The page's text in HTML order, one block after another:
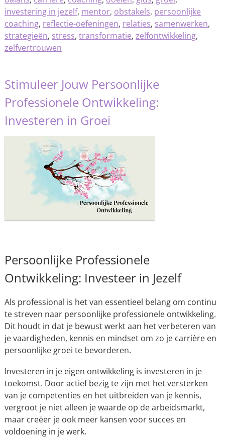
investering in jezelf, mentor, obstakels, persoonlijke
coaching, reflectie-oefeningen, relaties, samenwerken,
strategieën, stress, transformatie, zelfontwikkeling,
zelfvertrouwen
Stimuleer Jouw Persoonlijke
Professionele Ontwikkeling:
Investeren in Groei
Persoonlijke Professionele
Ontwikkeling: Investeer in Jezelf
Als professional is het van essentieel belang om continu
te streven naar persoonlijke professionele ontwikkeling.
Dit houdt in dat je bewust werkt aan het verbeteren van
je vaardigheden, kennis en mindset om zo je carrière en
persoonlijke groei te bevorderen.
Investeren in je eigen ontwikkeling is investeren in je
toekomst. Door actief bezig te zijn met het versterken
van je competenties en het uitbreiden van je kennis,
vergroot je niet alleen je waarde op de arbeidsmarkt,
maar creëer je ook meer kansen voor succes en
voldoening in je werk.